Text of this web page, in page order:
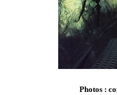
Photos :